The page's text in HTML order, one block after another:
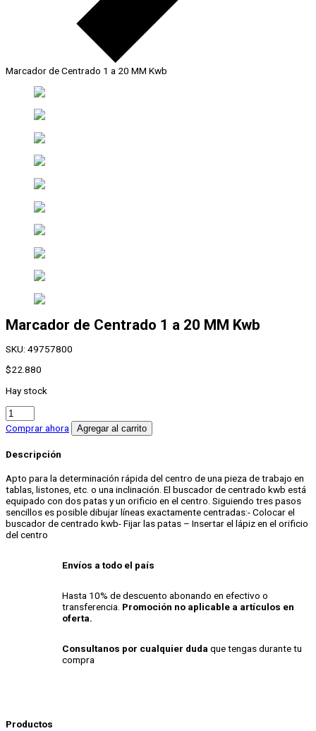
Marcador de Centrado 1 a 20 MM Kwb
Marcador de Centrado 1 a 20 MM Kwb
SKU: 49757800
$22.880
Hay stock
Marcador
de
Centrado
a
MM
Kwb
cantidad
Comprar ahora Agregar al carrito
Descripción
Apto para la determinación rápida del centro de una pieza de trabajo en
tablas, listones, etc. o una inclinación. El buscador de centrado kwb está
equipado con dos patas y un orificio en el centro. Siguiendo tres pasos
sencillos es posible dibujar líneas exactamente centradas:- Colocar el
buscador de centrado kwb- Fijar las patas – Insertar el lápiz en el orificio
del centro
Envíos a todo el país
Hasta 10% de descuento abonando en efectivo o
transferencia. Promoción no aplicable a artículos en
oferta.
Consultanos por cualquier duda que tengas durante tu
compra
Productos